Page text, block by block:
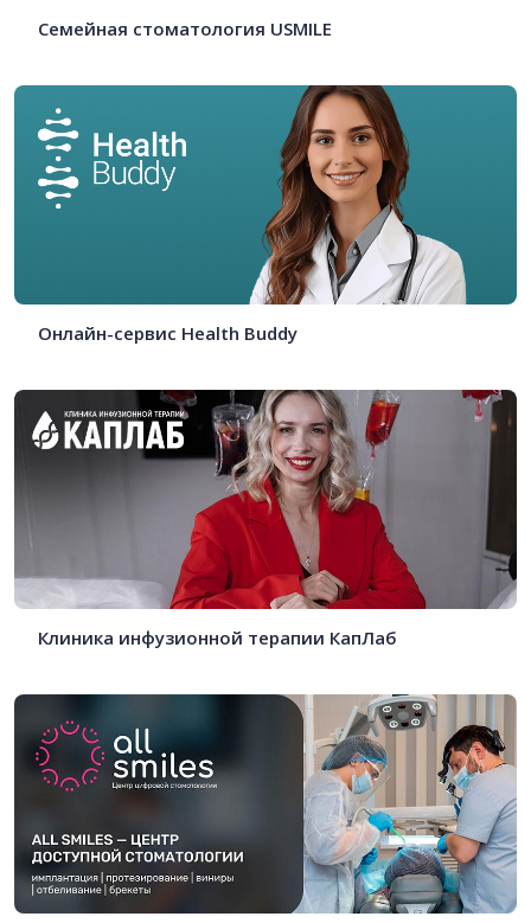
Семейная стоматология USMILE
Онлайн-сервис Health Buddy
Клиника инфузионной терапии КапЛаб